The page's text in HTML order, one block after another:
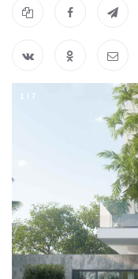
1 / 7